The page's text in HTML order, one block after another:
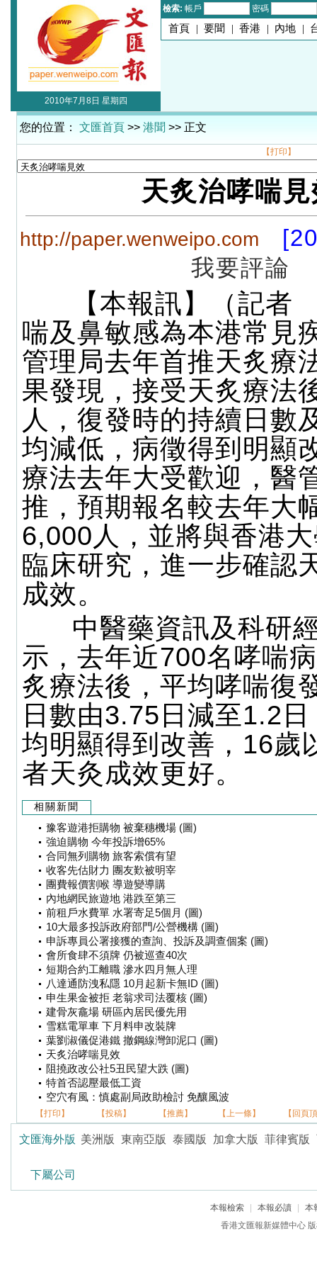
檢索: 帳戶 密碼
首頁 | 要聞 | 香港 | 內地 |
2010年7月8日 星期四
您的位置： 文匯首頁 >> 港聞 >> 正文
【打印】
天炙治哮喘
http://paper.wenweipo.com
我要評論
【本報訊】（記者
喘及鼻敏感為本港常見
管理局去年首推天炙療
果發現，接受天炙療法
人，復發時的持續日數
均減低，病徵得到明顯
療法去年大受歡迎，醫
推，預期報名較去年大
6,000人，並將與香港
臨床研究，進一步確認
成效。
中醫藥資訊及科研
示，去年近700名哮喘
炙療法後，平均哮喘復
日數由3.75日減至1.2
均明顯得到改善，16歲
者天灸成效更好。
相關新聞
豫客遊港拒購物 被棄穗機場 (圖)
強迫購物 今年投訴增65%
合同無列購物 旅客索償有望
收客先估財力 團友歎被明宰
團費報價割喉 導遊變導購
內地網民旅遊地 港跌至第三
前租戶水費單 水署寄足5個月 (圖)
10大最多投訴政府部門/公營機構 (圖)
申訴專員公署接獲的查詢、投訴及調查個案 (圖)
會所食肆不須牌 仍被巡查40次
短期合約工離職 滲水四月無人理
八達通防洩私隱 10月起新卡無ID (圖)
申生果金被拒 老翁求司法覆核 (圖)
建骨灰龕場 研區內居民優先用
雪糕電單車 下月料申改裝牌
葉劉淑儀促港鐵 撤鋼線灣卸泥口 (圖)
天炙治哮喘見效
阻撓政改公社5丑民望大跌 (圖)
特首否認壓最低工資
空穴有風：慎處副局政助檢討 免釀風波
【打印】 【投稿】 【推薦】 【上一條】 【回頁
文匯海外版 美洲版 東南亞版 泰國版 加拿大版 菲律賓版
下屬公司
本報檢索 本報必讀
本
香港文匯報新媒體中心